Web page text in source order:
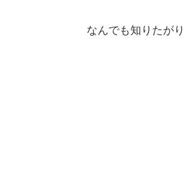
なんでも知りたがり